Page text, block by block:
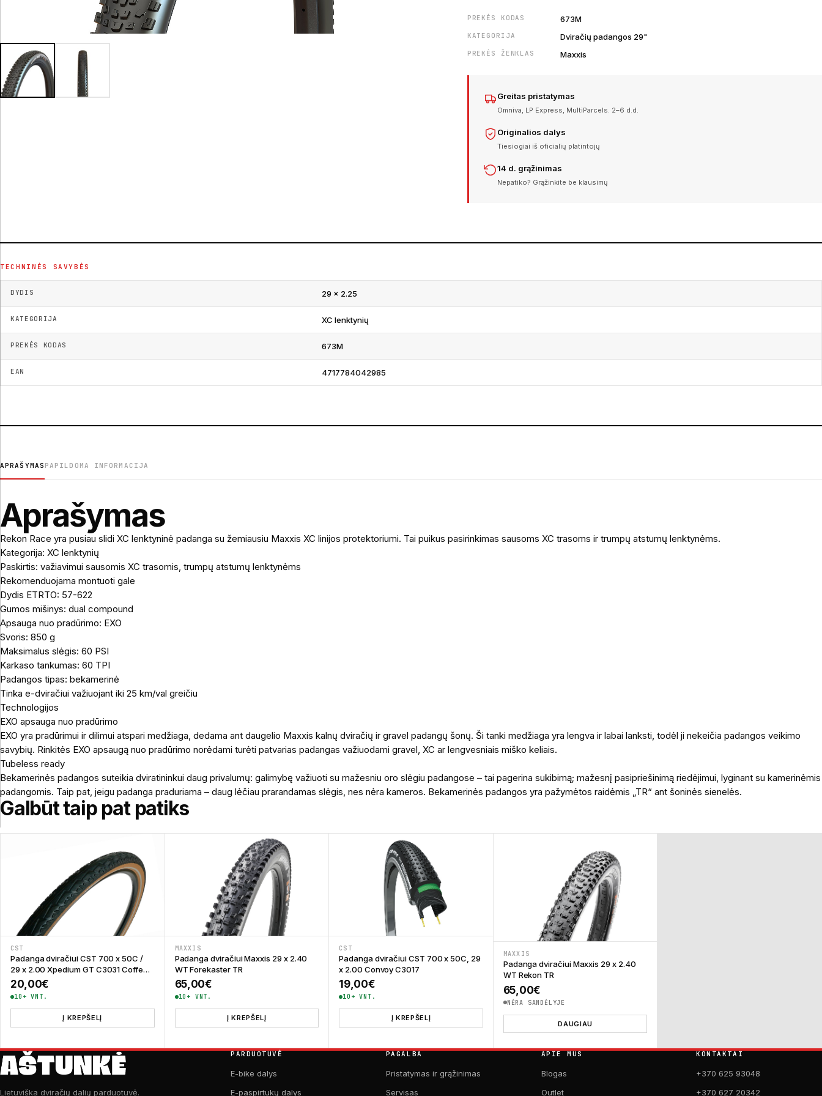
PREKĖS KODAS 673M
KATEGORIJA Dviračių padangos 29"
PREKĖS ŽENKLAS Maxxis
Greitas pristatymas
Omniva, LP Express, MultiParcels. 2–6 d.d.
Originalios dalys
Tiesiogiai iš oficialių platintojų
14 d. grąžinimas
Nepatiko? Grąžinkite be klausimų
TECHNINĖS SAVYBĖS
DYDIS 29 × 2.25
KATEGORIJA XC lenktynių
PREKĖS KODAS 673M
EAN 4717784042985
APRAŠYMAS PAPILDOMA INFORMACIJA
Aprašymas
Rekon Race yra pusiau slidi XC lenktyninė padanga su žemiausiu Maxxis XC linijos protektoriumi. Tai puikus pasirinkimas sausoms XC trasoms ir trumpų atstumų lenktynėms.
Kategorija: XC lenktynių
Paskirtis: važiavimui sausomis XC trasomis, trumpų atstumų lenktynėms
Rekomenduojama montuoti gale
Dydis ETRTO: 57-622
Gumos mišinys: dual compound
Apsauga nuo pradūrimo: EXO
Svoris: 850 g
Maksimalus slėgis: 60 PSI
Karkaso tankumas: 60 TPI
Padangos tipas: bekamerinė
Tinka e-dviračiui važiuojant iki 25 km/val greičiu
Technologijos
EXO apsauga nuo pradūrimo
EXO yra pradūrimui ir dilimui atspari medžiaga, dedama ant daugelio Maxxis kalnų dviračių ir gravel padangų šonų. Ši tanki medžiaga yra lengva ir labai lanksti, todėl ji nekeičia padangos veikimo
savybių. Rinkitės EXO apsaugą nuo pradūrimo norėdami turėti patvarias padangas važiuodami gravel, XC ar lengvesniais miško keliais.
Tubeless ready
Bekamerinės padangos suteikia dviratininkui daug privalumų: galimybę važiuoti su mažesniu oro slėgiu padangose – tai pagerina sukibimą; mažesnį pasipriešinimą riedėjimui, lyginant su kamerinėmis
padangomis. Taip pat, jeigu padanga praduriama – daug lėčiau prarandamas slėgis, nes nėra kameros. Bekamerinės padangos yra pažymėtos raidėmis „TR“ ant šoninės sienelės.
Galbūt taip pat patiks
CST
Padanga dviračiui CST 700 x 50C /
29 x 2.00 Xpedium GT C3031 Coffee
Wall
20,00€
10+ VNT.
Į KREPŠELĮ
MAXXIS
Padanga dviračiui Maxxis 29 x 2.40
WT Forekaster TR
65,00€
10+ VNT.
Į KREPŠELĮ
CST
Padanga dviračiui CST 700 x 50C, 29
x 2.00 Convoy C3017
19,00€
10+ VNT.
Į KREPŠELĮ
MAXXIS
Padanga dviračiui Maxxis 29 x 2.40
WT Rekon TR
65,00€
NĖRA SANDĖLYJE
DAUGIAU
Lietuviška dviračių dalių parduotuvė.
PARDUOTUVĖ
E-bike dalys
E-paspirtukų dalys
PAGALBA
Pristatymas ir grąžinimas
Servisas
APIE MUS
Blogas
Outlet
KONTAKTAI
+370 625 93048
+370 627 20342